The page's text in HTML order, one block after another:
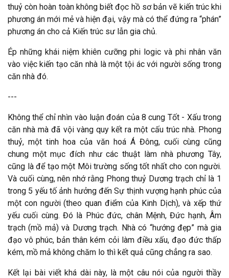
thuỷ còn hoàn toàn không biết đọc hồ sơ bản vẽ kiến trúc khi
phương án mới mẻ và hiện đại, vậy mà có thể đứng ra “phán”
phương án cho cả Kiến trúc sư lẫn gia chủ.
Ép những khái niệm khiên cưỡng phi logic và phi nhân văn
vào việc kiến tạo căn nhà là một tội ác với người sống trong
căn nhà đó.
---
Không thể chỉ nhìn vào luận đoán của 8 cung Tốt - Xấu trong
căn nhà mà đã vội vàng quy kết ra một cấu trúc nhà. Phong
thuỷ, một tinh hoa của văn hoá Á Đông, cuối cùng cũng
chung một mục đích như các thuật làm nhà phương Tây,
cũng là để tạo một Môi trường sống tốt nhất cho con người.
Và cuối cùng, nên nhớ rằng Phong thuỷ Dương trạch chỉ là 1
trong 5 yếu tố ảnh hưởng đến Sự thịnh vượng hạnh phúc của
một con người (theo quan điểm của Kinh Dịch), và xếp thứ
yếu cuối cùng. Đó là Phúc đức, chân Mệnh, Đức hạnh, Âm
trạch (mồ mả) và Dương trạch. Nhà có “hướng đẹp” mà gia
đạo vô phúc, bản thân kém cỏi làm điều xấu, đạo đức thấp
kém, mồ mả không chăm lo thì kết quả cũng chẳng ra sao.
Kết lại bài viết khá dài này, là một câu nói của người thầy